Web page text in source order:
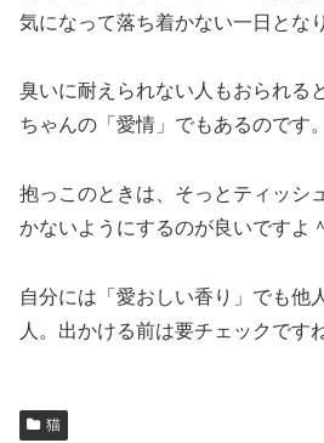
気になって落ち着かない一日とな
臭いに耐えられない人もおられる
ちゃんの「愛情」でもあるのです。
抱っこのときは、そっとティッシ
かないようにするのが良いですよ
自分には「愛おしい香り」でも他
人。出かける前は要チェックです
猫